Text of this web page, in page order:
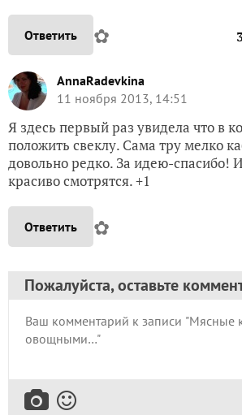
Ответить ✿
AnnaRadevkina
11 ноября 2013, 14:51
Я здесь первый раз увидела что в
положить свеклу. Сама тру мелко
довольно редко. За идею-спасибо!
красиво смотрятся. +1
Ответить ✿
Пожалуйста, оставьте